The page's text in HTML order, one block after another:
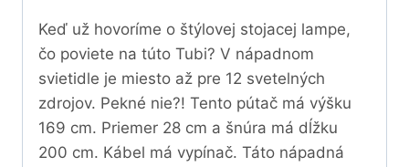
Keď už hovoríme o štýlovej stojacej lampe,
čo poviete na túto Tubi? V nápadnom
svietidle je miesto až pre 12 svetelných
zdrojov. Pekné nie?! Tento pútač má výšku
169 cm. Priemer 28 cm a šnúra má dĺžku
200 cm. Kábel má vypínač. Táto nápadná